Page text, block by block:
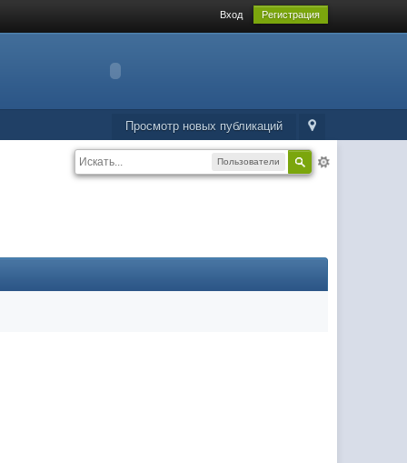
Вход Регистрация
Просмотр новых публикаций
Пользователи